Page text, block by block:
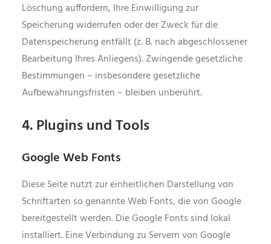
Löschung auffordern, Ihre Einwilligung zur
Speicherung widerrufen oder der Zweck für die
Datenspeicherung entfällt (z. B. nach abgeschlossener
Bearbeitung Ihres Anliegens). Zwingende gesetzliche
Bestimmungen – insbesondere gesetzliche
Aufbewahrungsfristen – bleiben unberührt.
4. Plugins und Tools
Google Web Fonts
Diese Seite nutzt zur einheitlichen Darstellung von
Schriftarten so genannte Web Fonts, die von Google
bereitgestellt werden. Die Google Fonts sind lokal
installiert. Eine Verbindung zu Servern von Google